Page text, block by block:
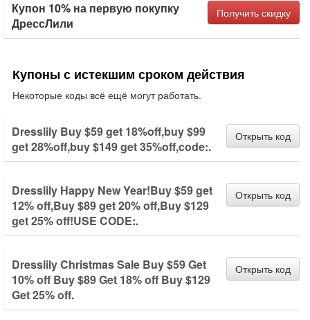
Купон 10% на первую покупку
ДрессЛили
Получить скидку
Купоны с истекшим сроком действия
Некоторые коды всё ещё могут работать.
Dresslily Buy $59 get 18%off,buy $99
get 28%off,buy $149 get 35%off,code:.
Открыть код
Dresslily Happy New Year!Buy $59 get
12% off,Buy $89 get 20% off,Buy $129
get 25% off!USE CODE:.
Открыть код
Dresslily Christmas Sale Buy $59 Get
10% off Buy $89 Get 18% off Buy $129
Get 25% off.
Открыть код